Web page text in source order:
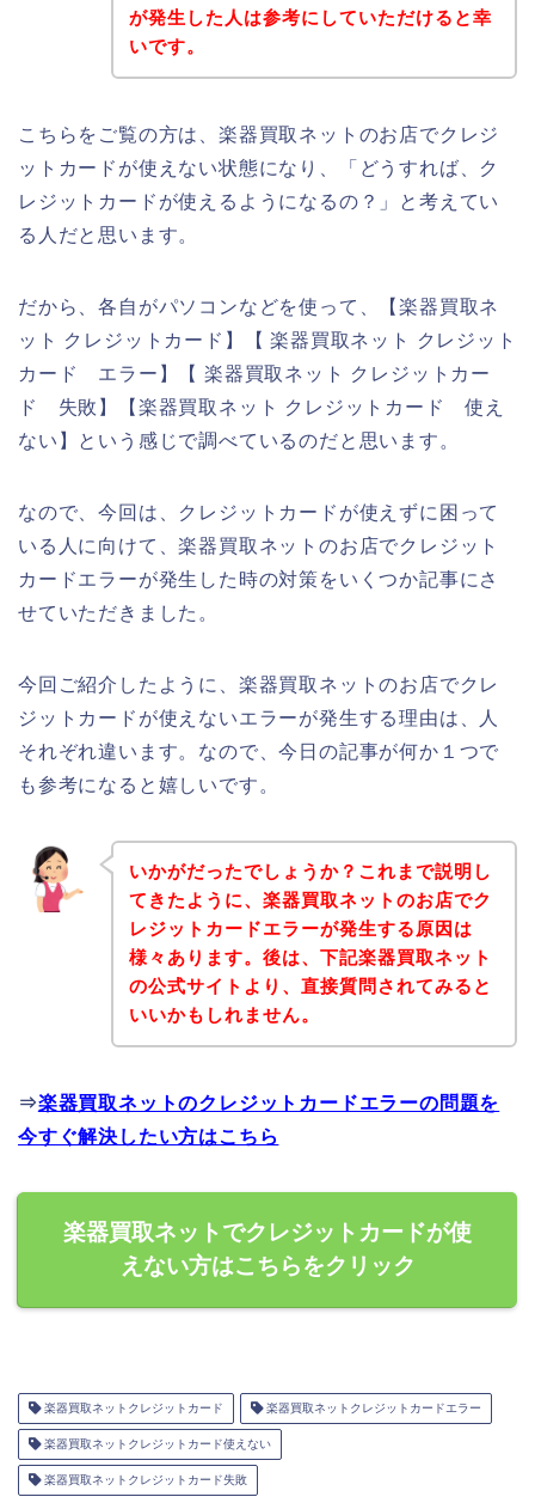
が発生した人は参考にしていただけると幸
いです。
こちらをご覧の方は、楽器買取ネットのお店でクレジ
ットカードが使えない状態になり、「どうすれば、ク
レジットカードが使えるようになるの？」と考えてい
る人だと思います。
だから、各自がパソコンなどを使って、【楽器買取ネ
ット クレジットカード】【 楽器買取ネット クレジット
カード エラー】【 楽器買取ネット クレジットカー
ド 失敗】【楽器買取ネット クレジットカード 使え
ない】という感じで調べているのだと思います。
なので、今回は、クレジットカードが使えずに困って
いる人に向けて、楽器買取ネットのお店でクレジット
カードエラーが発生した時の対策をいくつか記事にさ
せていただきました。
今回ご紹介したように、楽器買取ネットのお店でクレ
ジットカードが使えないエラーが発生する理由は、人
それぞれ違います。なので、今日の記事が何か１つで
も参考になると嬉しいです。
いかがだったでしょうか？これまで説明し
てきたように、楽器買取ネットのお店でク
レジットカードエラーが発生する原因は
様々あります。後は、下記楽器買取ネット
の公式サイトより、直接質問されてみると
いいかもしれません。
⇒楽器買取ネットのクレジットカードエラーの問題を
今すぐ解決したい方はこちら
楽器買取ネットでクレジットカードが使
えない方はこちらをクリック
楽器買取ネットクレジットカード 楽器買取ネットクレジットカードエラー
楽器買取ネットクレジットカード使えない
楽器買取ネットクレジットカード失敗